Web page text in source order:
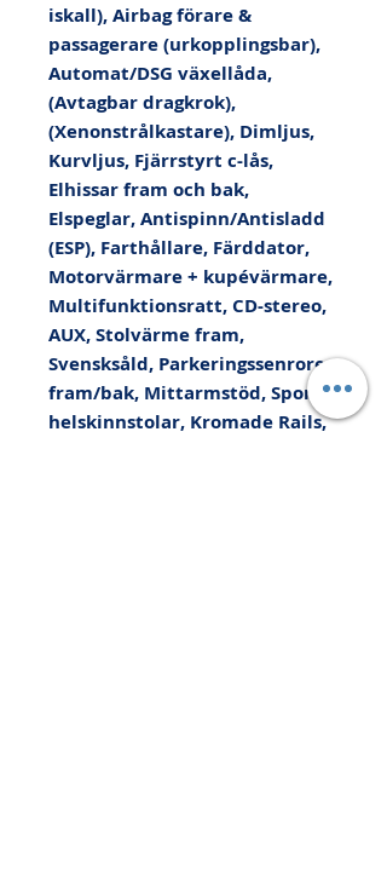
iskall), Airbag förare &
passagerare (urkopplingsbar),
Automat/DSG växellåda,
(Avtagbar dragkrok),
(Xenonstrålkastare), Dimljus,
Kurvljus, Fjärrstyrt c-lås,
Elhissar fram och bak,
Elspeglar, Antispinn/Antisladd
(ESP), Farthållare, Färddator,
Motorvärmare + kupévärmare,
Multifunktionsratt, CD-stereo,
AUX, Stolvärme fram,
Svensksåld, Parkeringssenrorer
fram/bak, Mittarmstöd, Sport
helskinnstolar, Kromade Rails,